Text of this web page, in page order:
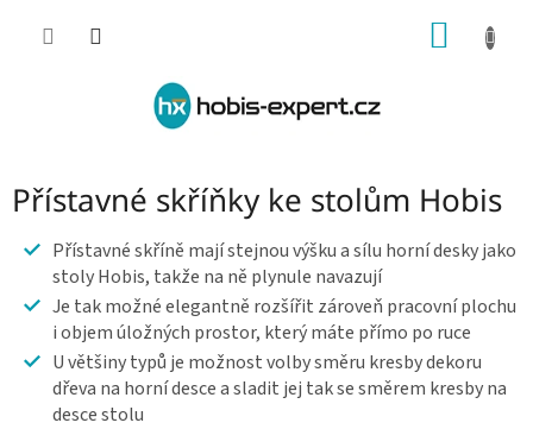
Přístavné skříňky ke stolům Hobis
Přístavné skříně mají stejnou výšku a sílu horní desky jako
stoly Hobis, takže na ně plynule navazují
Je tak možné elegantně rozšířit zároveň pracovní plochu
i objem úložných prostor, který máte přímo po ruce
U většiny typů je možnost volby směru kresby dekoru
dřeva na horní desce a sladit jej tak se směrem kresby na
desce stolu